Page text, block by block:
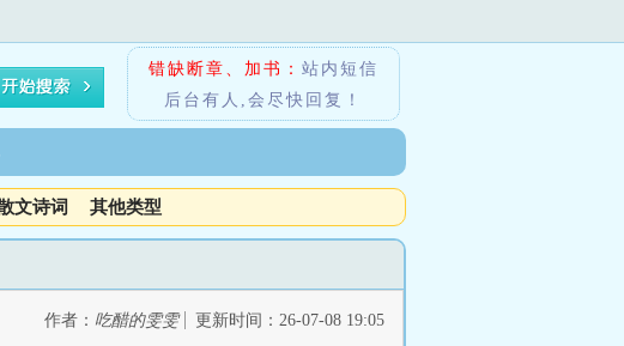
错缺断章、加书： 站内短信
后台有人,会尽快回复！
文诗词 其他类型
作者： 吃醋的雯雯 更新时间：26-07-08 19:05